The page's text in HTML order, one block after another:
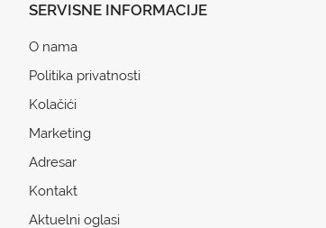
SERVISNE INFORMACIJE
O nama
Politika privatnosti
Kolačići
Marketing
Adresar
Kontakt
Aktuelni oglasi